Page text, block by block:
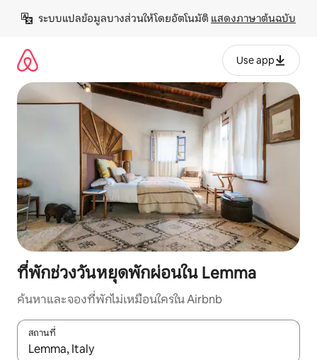
เนื้อหา
ระบบแปลข้อมูลบางส่วนให้โดยอัตโนมัติ แสดงภาษาต้นฉบับ
Use app
ที่พักช่วงวันหยุดพักผ่อนใน Lemma
ค้นหาและจองที่พักไม่เหมือนใครใน Airbnb
สถานที่
ใช้ลูกศรขึ้นลง หรือใช้การสัมผัสหรือปัด เพื่อสำรวจผลการค้นหา